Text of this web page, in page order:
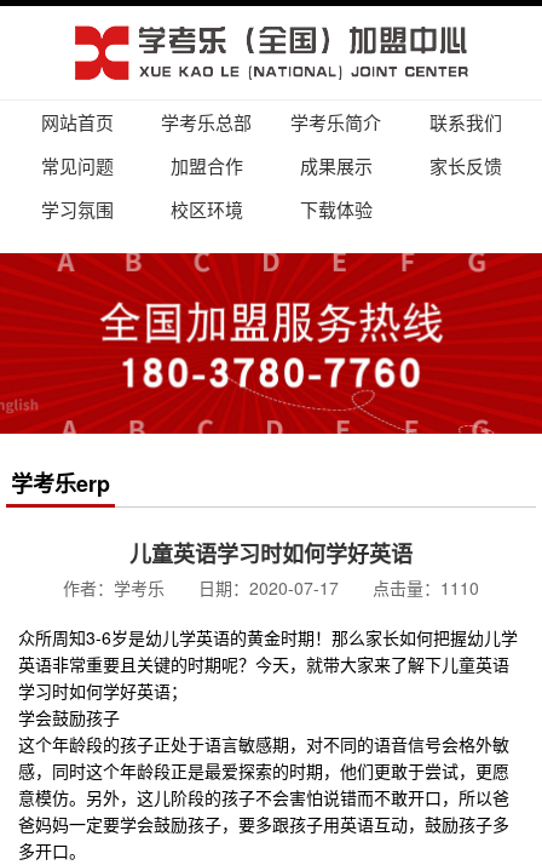
网站首页 学考乐总部 学考乐简介
联系我们
常见问题
加盟合作 成果展示
家长反馈
学习氛围
校区环境 下载体验
学考乐erp
儿童英语学习时如何学好英语
作者：学考乐 日期：2020-07-17 点击量：1110
众所周知3-6岁是幼儿学英语的黄金时期！那么家长如何把握幼儿学
英语非常重要且关键的时期呢？今天，就带大家来了解下儿童英语
学习时如何学好英语；
学会鼓励孩子
这个年龄段的孩子正处于语言敏感期，对不同的语音信号会格外敏
感，同时这个年龄段正是最爱探索的时期，他们更敢于尝试，更愿
意模仿。另外，这儿阶段的孩子不会害怕说错而不敢开口，所以爸
爸妈妈一定要学会鼓励孩子，要多跟孩子用英语互动，鼓励孩子多
多开口。